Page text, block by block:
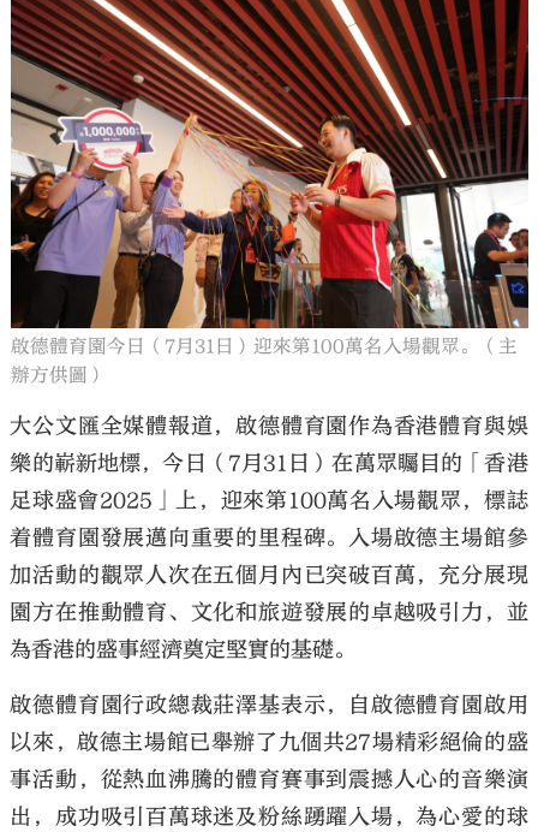
啟德體育園今日（7月31日）迎來第100萬名入場觀眾。（主
辦方供圖）
大公文匯全媒體報道，啟德體育園作為香港體育與娛
樂的嶄新地標，今日（7月31日）在萬眾矚目的「香港
足球盛會2025」上，迎來第100萬名入場觀眾，標誌
着體育園發展邁向重要的里程碑。入場啟德主場館參
加活動的觀眾人次在五個月內已突破百萬，充分展現
園方在推動體育、文化和旅遊發展的卓越吸引力，並
為香港的盛事經濟奠定堅實的基礎。
啟德體育園行政總裁莊澤基表示，自啟德體育園啟用
以來，啟德主場館已舉辦了九個共27場精彩絕倫的盛
事活動，從熱血沸騰的體育賽事到震撼人心的音樂演
出，成功吸引百萬球迷及粉絲踴躍入場，為心愛的球